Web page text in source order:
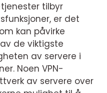
tjenester tilbyr
er det
kan påvirke
de viktigste
av servere i
Noen VPN-
av servere over